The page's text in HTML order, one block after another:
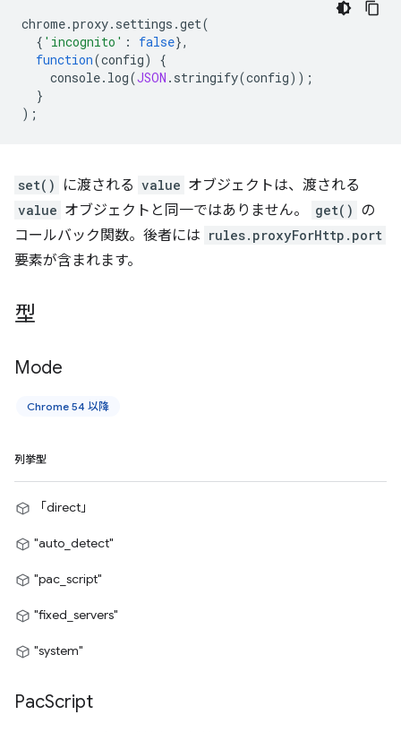
chrome.proxy. settings .get(
{ 'incognito' : false},
function(config)
{
console. log(JSON . stringify(config));
}
);
set() に渡される value オブジェクトは、渡される
value オブジェクトと同一ではありません。 get() の
コールバック関数。後者には rules.proxyForHttp.port
要素が含まれます。
型
Mode
Chrome 54 以降
列挙型
「direct」
"auto_detect"
"pac_script"
"fixed_servers"
"system"
PacScript